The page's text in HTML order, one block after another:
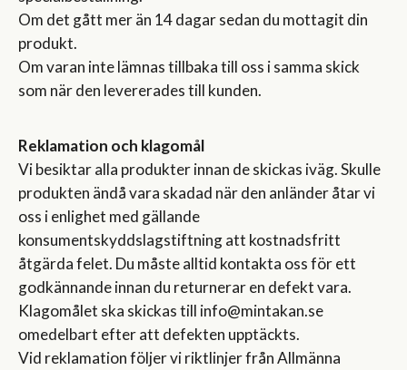
Om det gått mer än 14 dagar sedan du mottagit din
produkt.
Om varan inte lämnas tillbaka till oss i samma skick
som när den levererades till kunden.
Reklamation och klagomål
Vi besiktar alla produkter innan de skickas iväg. Skulle
produkten ändå vara skadad när den anländer åtar vi
oss i enlighet med gällande
konsumentskyddslagstiftning att kostnadsfritt
åtgärda felet. Du måste alltid kontakta oss för ett
godkännande innan du returnerar en defekt vara.
Klagomålet ska skickas till info@mintakan.se
omedelbart efter att defekten upptäckts.
Vid reklamation följer vi riktlinjer från Allmänna